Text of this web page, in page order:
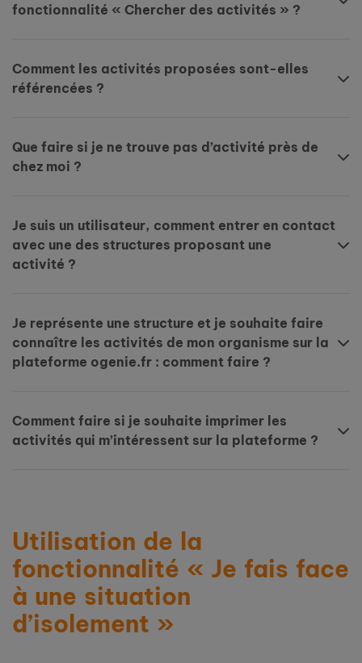
fonctionnalité « Chercher des activités » ?
Comment les activités proposées sont-elles
référencées ?
Que faire si je ne trouve pas d’activité près de
chez moi ?
Je suis un utilisateur, comment entrer en contact
avec une des structures proposant une
activité ?
Je représente une structure et je souhaite faire
connaître les activités de mon organisme sur la
plateforme ogenie.fr : comment faire ?
Comment faire si je souhaite imprimer les
activités qui m’intéressent sur la plateforme ?
Utilisation de la
fonctionnalité « Je fais face
à une situation
d’isolement »